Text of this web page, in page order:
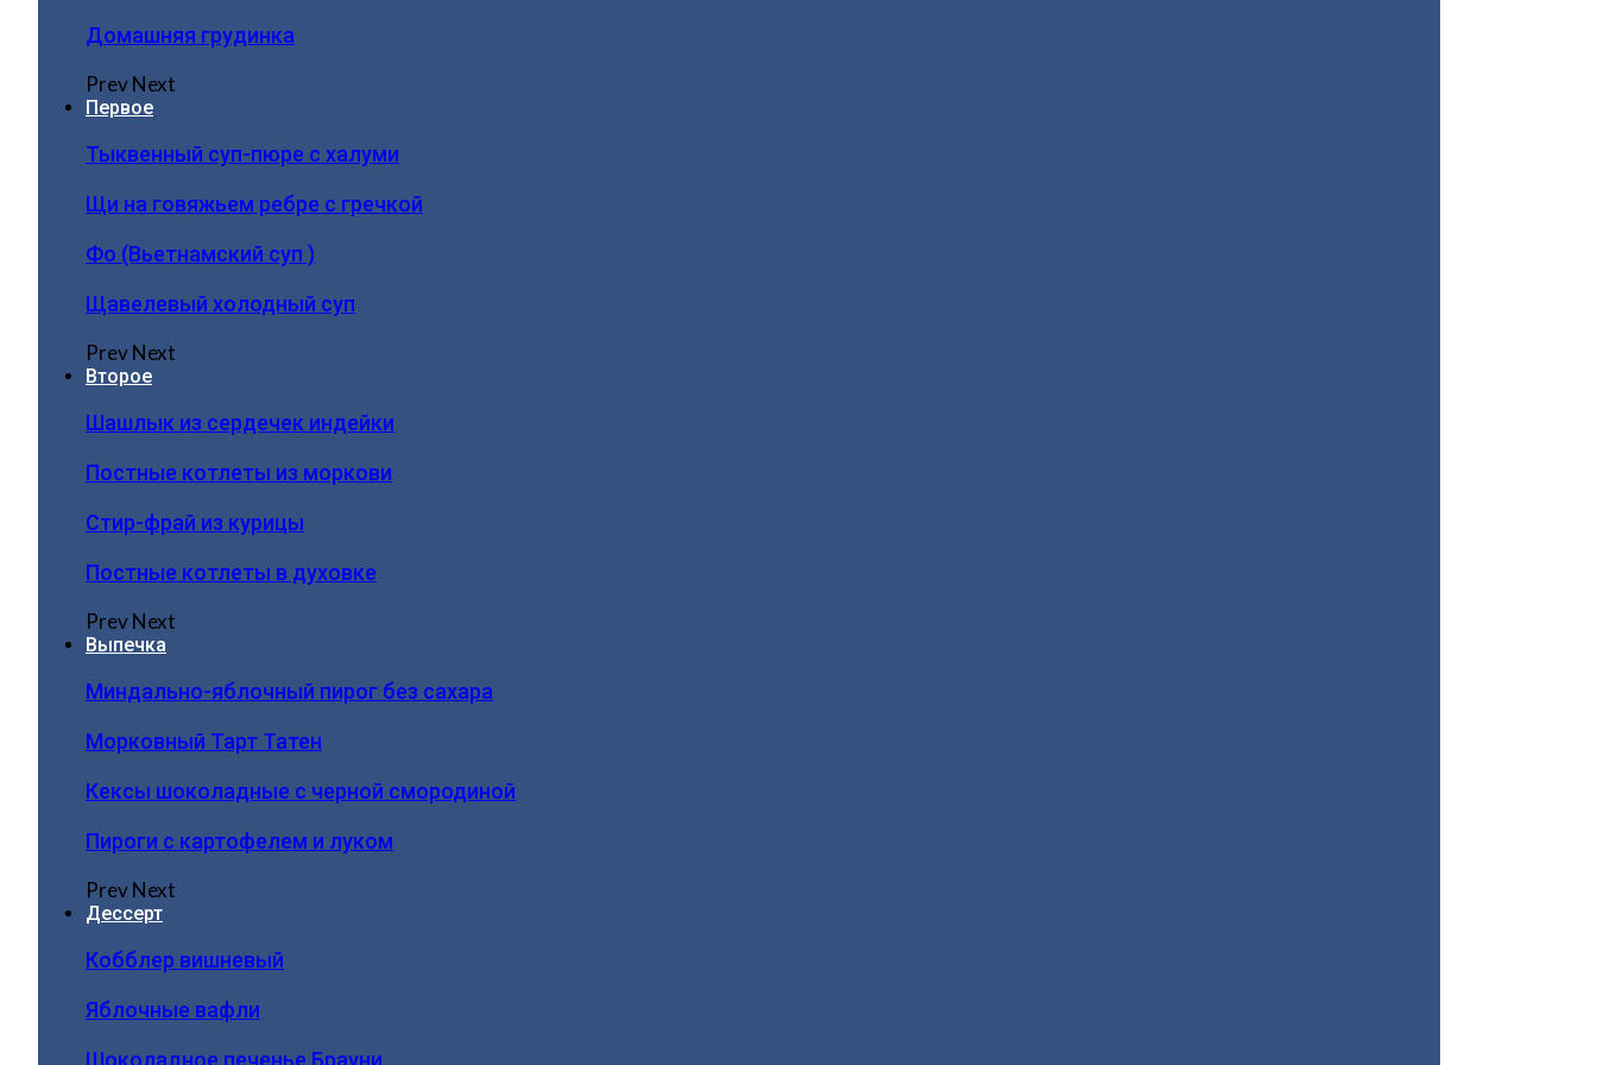
Домашняя грудинка
PrevNext
Первое
Тыквенный суп-пюре с халуми
Щи на говяжьем ребре с гречкой
Фо (Вьетнамский суп )
Щавелевый холодный суп
PrevNext
Второе
Шашлык из сердечек индейки
Постные котлеты из моркови
Стир-фрай из курицы
Постные котлеты в духовке
PrevNext
Выпечка
Миндально-яблочный пирог без сахара
Морковный Тарт Татен
Кексы шоколадные с черной смородиной
Пироги c картофелем и луком
PrevNext
Дессерт
Кобблер вишневый
Яблочные вафли
Шоколадное печенье Брауни